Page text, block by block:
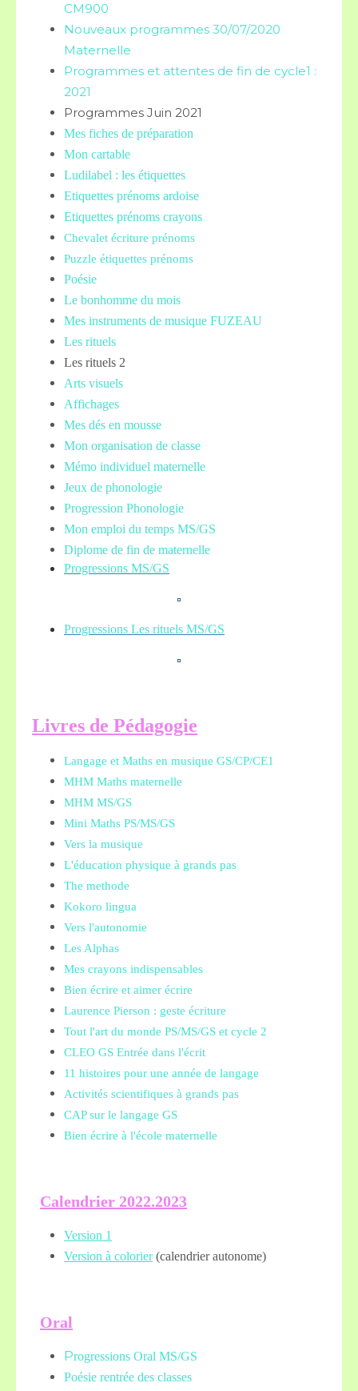
CM900
Nouveaux programmes 30/07/2020
Maternelle
Programmes et attentes de fin de cycle1 :
2021
Programmes Juin 2021
Mes fiches de préparation
Mon cartable
Ludilabel : les étiquettes
Etiquettes prénoms ardoise
Etiquettes prénoms crayons
Chevalet écriture prénoms
Puzzle étiquettes prénoms
Poésie
Le bonhomme du mois
Mes instruments de musique FUZEAU
Les rituels
Les rituels 2
Arts visuels
Affichages
Mes dés en mousse
Mon organisation de classe
Mémo individuel maternelle
Jeux de phonologie
Progression Phonologie
Mon emploi du temps MS/GS
Diplome de fin de maternelle
Progressions MS/GS
Progressions Les rituels MS/GS
Livres de Pédagogie
Langage et Maths en musique GS/CP/CE1
MHM Maths maternelle
MHM MS/GS
Mini Maths PS/MS/GS
Vers la musique
L'éducation physique à grands pas
The methode
Kokoro lingua
Vers l'autonomie
Les Alphas
Mes crayons indispensables
Bien écrire et aimer écrire
Laurence Pierson : geste écriture
Tout l'art du monde PS/MS/GS et cycle 2
CLEO GS Entrée dans l'écrit
11 histoires pour une année de langage
Activités scientifiques à grands pas
CAP sur le langage GS
Bien écrire à l'école maternelle
Calendrier 2022.2023
Version 1
Version à colorier(calendrier autonome)
Oral
Progressions Oral MS/GS
Poésie rentrée des classes